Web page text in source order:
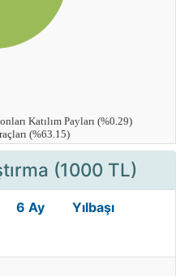
(1000 TL)
6 Ay Yılbaşı